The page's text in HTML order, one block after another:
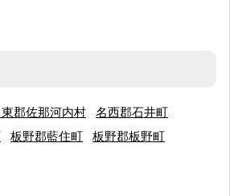
郡佐那河内村
名西郡石井町
板野郡藍住町
板野郡板野町